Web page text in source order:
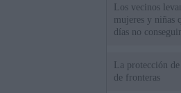
Los vecinos
mujeres y niñas
días no
La protección
de fronteras